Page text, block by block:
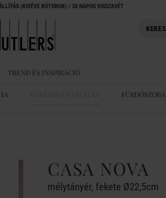
(KIVÉVE BÚTOROK) / 30 NAPOS VISSZAVÉT
TREND ÉS INSPIRÁCIÓ
ÉTKEZÉS ÉS TÁLALÁS FÜRDŐSZOBA
CASA NOVA
mélytányér, fekete Ø22,5cm